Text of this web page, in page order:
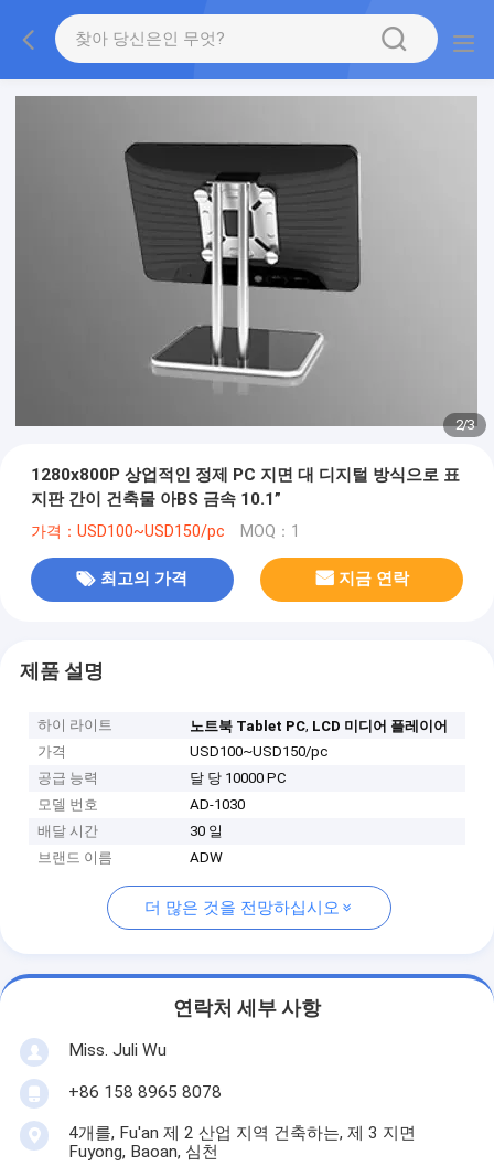
2/3
1280x800P 상업적인 정제 PC 지면 대 디지털 방식으로 표
지판 간이 건축물 아BS 금속 10.1”
가격：USD100~USD150/pc MOQ：1
최고의 가격 지금 연락
제품 설명
하이 라이트 노트북 Tablet PC, LCD 미디어 플레이어
가격
USD100~USD150/pc
공급 능력
달 당 10000 PC
모델 번호
AD-1030
배달 시간
30 일
브랜드 이름
ADW
더 많은 것을 전망하십시오
연락처 세부 사항
Miss. Juli Wu
+86 158 8965 8078
4개를, Fu'an 제 2 산업 지역 건축하는, 제 3 지면
Fuyong, Baoan, 심천